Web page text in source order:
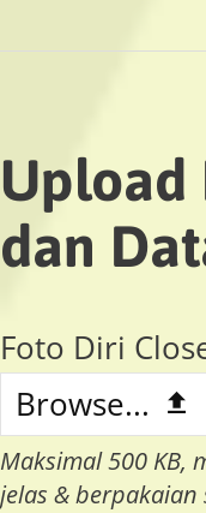
Upload
dan
Foto Diri
Browse...
Maksimal 500 KB,
jelas & berpakaian